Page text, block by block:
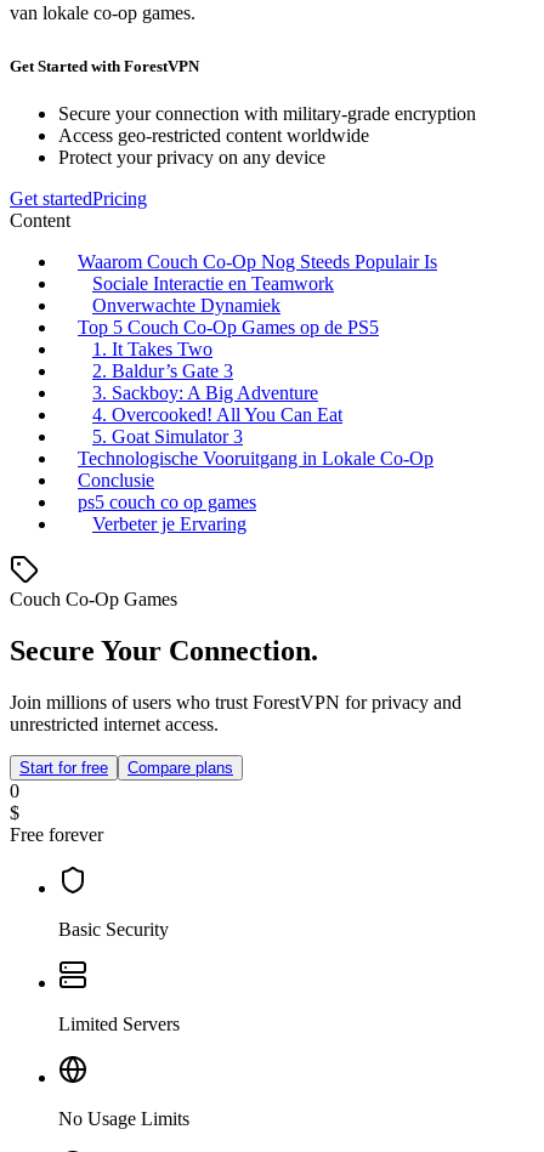
van lokale co-op games.
Get Started with ForestVPN
Secure your connection with military-grade encryption
Access geo-restricted content worldwide
Protect your privacy on any device
Get startedPricing
Content
Waarom Couch Co-Op Nog Steeds Populair Is
Sociale Interactie en Teamwork
Onverwachte Dynamiek
Top 5 Couch Co-Op Games op de PS5
1. It Takes Two
2. Baldur’s Gate 3
3. Sackboy: A Big Adventure
4. Overcooked! All You Can Eat
5. Goat Simulator 3
Technologische Vooruitgang in Lokale Co-Op
Conclusie
ps5 couch co op games
Verbeter je Ervaring
Couch Co-Op Games
Secure Your Connection.
Join millions of users who trust ForestVPN for privacy and
unrestricted internet access.
Start for free Compare plans
0
$
Free forever
Basic Security
Limited Servers
No Usage Limits